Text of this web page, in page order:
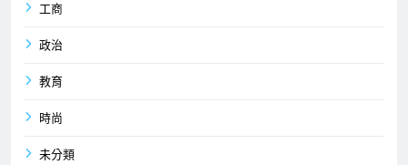
工商
政治
教育
時尚
未分類